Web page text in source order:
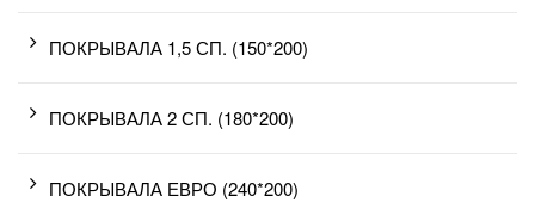
ПОКРЫВАЛА 1,5 СП. (150*200)
ПОКРЫВАЛА 2 СП. (180*200)
ПОКРЫВАЛА ЕВРО (240*200)